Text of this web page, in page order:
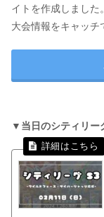
イトを作成しました。
大会情報をキャッチ
▼当日のシティリー